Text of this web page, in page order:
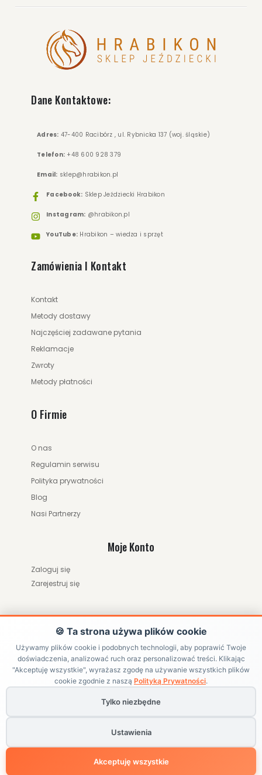
Dane Kontaktowe:
Adres: 47-400 Racibórz , ul. Rybnicka 137 (woj. śląskie)
Telefon: +48 600 928 379
Email: sklep@hrabikon.pl
Facebook: Sklep Jeździecki Hrabikon
Instagram: @hrabikon.pl
YouTube: Hrabikon – wiedza i sprzęt
Zamówienia I Kontakt
Kontakt
Metody dostawy
Najczęściej zadawane pytania
Reklamacje
Zwroty
Metody płatności
O Firmie
O nas
Regulamin serwisu
Polityka prywatności
Blog
Nasi Partnerzy
Moje Konto
Zaloguj się
Zarejestruj się
ZWRÓĆ ZAMÓWIENIE / ODSTĄP OD UMOWY
jeździecki z akcesoriami dla konia
Powered byBlackPAGE
🍪 Ta strona używa plików cookie
Używamy plików cookie i podobnych technologii, aby poprawić Twoje
doświadczenia, analizować ruch oraz personalizować treści. Klikając
"Akceptuję wszystkie", wyrażasz zgodę na używanie wszystkich plików
cookie zgodnie z naszą Polityką Prywatności.
Tylko niezbędne
Ustawienia
Akceptuję wszystkie